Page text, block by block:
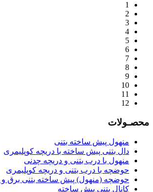
1
2
3
4
5
6
7
8
9
10
11
12
محصـولات
منهول پیش ساخته بتنی
دال بتنی پیش ساخته با دریچه کوپلیمری
منهول با درب بتنی و دریچه چدنی
حوضچه با درب بتنی و دریچه کوپلیمری
حوضچه (منهول) پیش ساخته بتنی برق و
کانال بتنی پیش ساخته